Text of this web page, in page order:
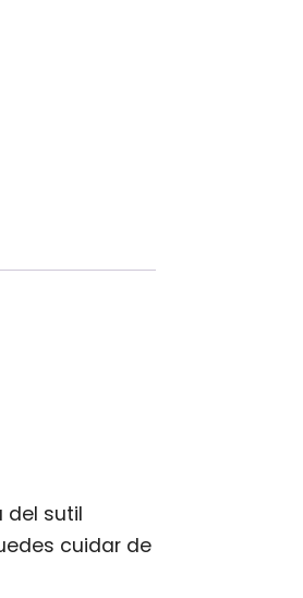
del sutil
cuidar de